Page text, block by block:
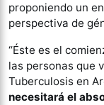
proponiendo un
perspectiva de
“Éste es el
las personas que
Tuberculosis en
necesitará el